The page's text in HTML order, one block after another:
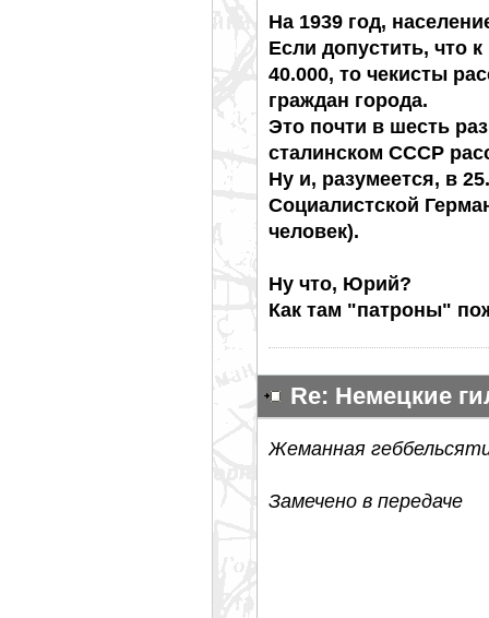
На 1939 год,
Если допустить, что
40.000, то чекисты
граждан города.
Это почти в шесть
сталинском СССР
Ну и, разумеется, в
Социалистской
человек).
Ну что, Юрий?
Как там "патроны"
Re: Немецкие
Жеманная
Замечено в передаче